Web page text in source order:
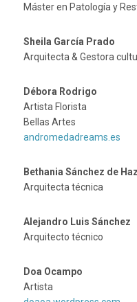
Máster en Patología y
Sheila García Prado
Arquitecta & Gestora
Débora Rodrigo
Artista Florista
Bellas Artes
andromedadreams.es
Bethania Sánchez de Haz
Arquitecta técnica
Alejandro Luis Sánchez
Arquitecto técnico
Doa Ocampo
Artista